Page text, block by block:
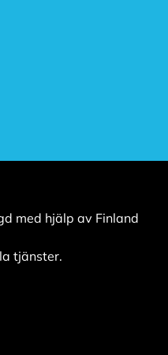
med hjälp av Finland
tjänster.